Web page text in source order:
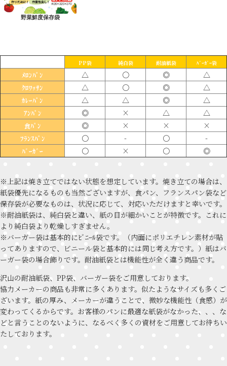
野菜鮮度保存袋
PP袋 純白袋 耐油紙袋 ﾊﾞｰｶﾞｰ袋
ﾒﾛﾝﾊﾟﾝ △ 〇 ◎ △
ｸﾛﾜｯｻﾝ △ 〇 ◎ △
ｶﾚｰﾊﾟﾝ △ △ ◎ △
ｱﾝﾊﾟﾝ ◎ × △ △
食ﾊﾟﾝ ◎ × × ×
ﾌﾗﾝｽﾊﾟﾝ 〇 - 〇 -
ﾊﾞｰｶﾞｰ 〇 × 〇 ◎
※上記は焼き立てではない状態を想定しています。焼き立ての場合は、
紙袋優先になるものも当然ございますが、食パン、フランスパン袋など
保存袋が必要なものは、状況に応じて、対応いただけますと幸いです。
※耐油紙袋は、純白袋と違い、紙の目が細かいことが特徴です。これに
より純白袋より乾燥しすぎません。
※バーガー袋は基本的にﾋﾞﾆｰﾙ袋です。（内面にポリエチレン素材が貼
ってありますので、ビニール袋と基本的には同じ考え方です。）紙はバ
ーガー袋の場合飾りです。耐油紙袋とは機能性が全く違う商品です。
沢山の耐油紙袋、PP袋、バーガー袋をご用意しております。
協力メーカーの商品も非常に多くあります。似たようなサイズも多くご
ざいます。紙の厚み、メーカーが違うことで、微妙な機能性（食感）が
変わってくるからです。お客様のパンに最適な紙袋がなかった、、、な
どと言うことのないように、なるべく多くの資材をご用意してお待ちい
たしております。